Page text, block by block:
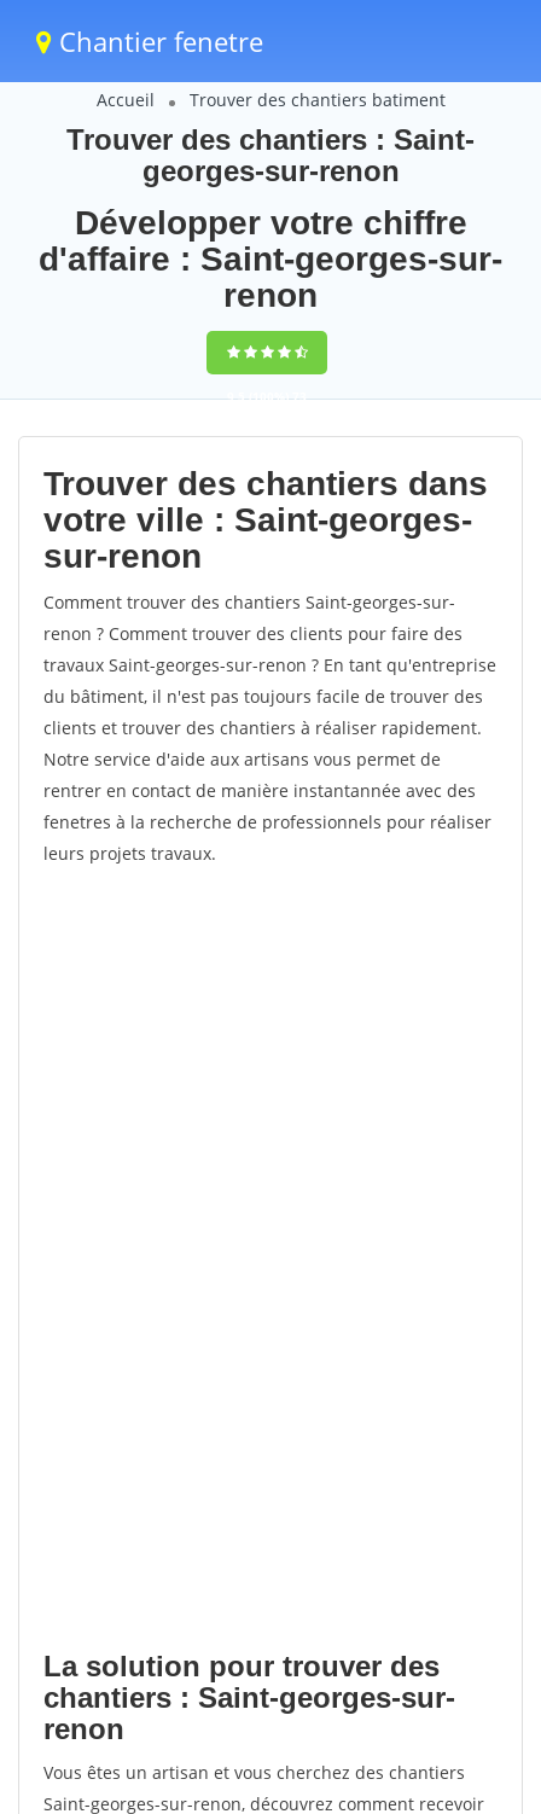
Chantier fenetre
Accueil Trouver des chantiers batiment
Trouver des chantiers : Saint-
georges-sur-renon
Développer votre chiffre
d'affaire : Saint-georges-sur-
renon
9,5(100%)73
votes
Trouver des chantiers dans
votre ville : Saint-georges-
sur-renon
Comment trouver des chantiers Saint-georges-sur-
renon ? Comment trouver des clients pour faire des
travaux Saint-georges-sur-renon ? En tant qu'entreprise
du bâtiment, il n'est pas toujours facile de trouver des
clients et trouver des chantiers à réaliser rapidement.
Notre service d'aide aux artisans vous permet de
rentrer en contact de manière instantannée avec des
fenetres à la recherche de professionnels pour réaliser
leurs projets travaux.
La solution pour trouver des
chantiers : Saint-georges-sur-
renon
Vous êtes un artisan et vous cherchez des chantiers
Saint-georges-sur-renon, découvrez comment recevoir